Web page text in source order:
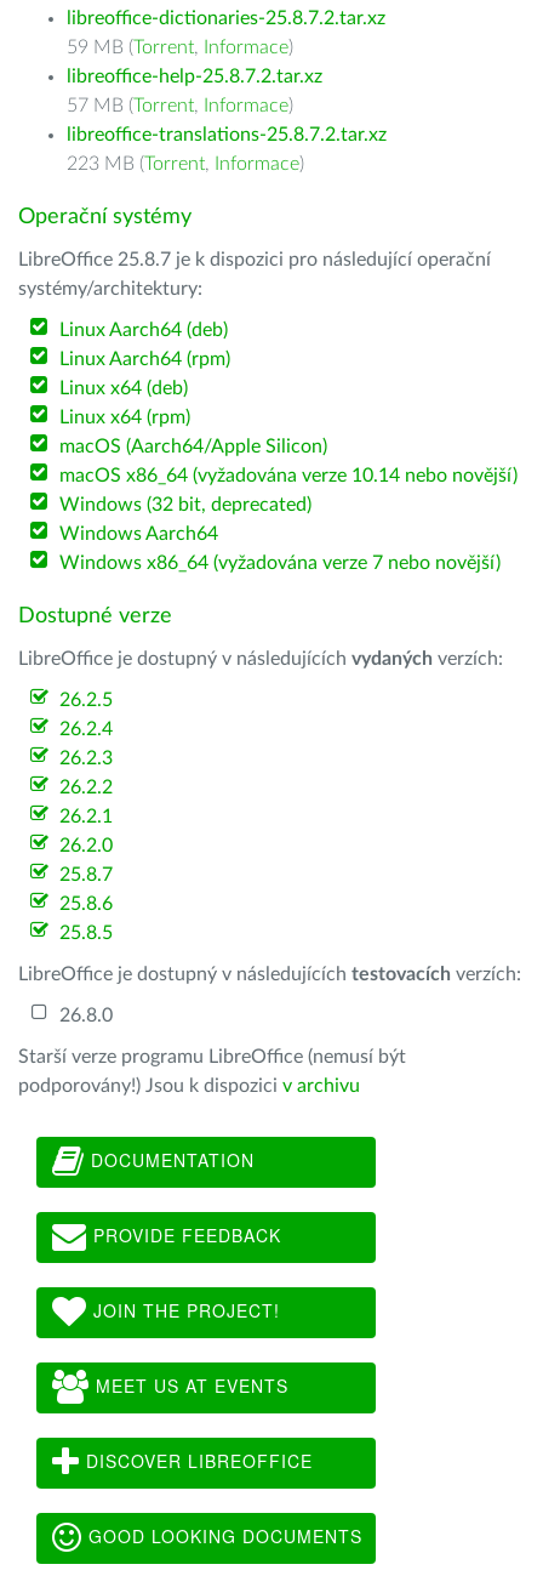
libreoffice-dictionaries-25.8.7.2.tar.xz
59 MB (Torrent, Informace)
libreoffice-help-25.8.7.2.tar.xz
57 MB (Torrent, Informace)
libreoffice-translations-25.8.7.2.tar.xz
223 MB (Torrent, Informace)
Operační systémy
LibreOffice 25.8.7 je k dispozici pro následující operační
systémy/architektury:
Linux Aarch64 (deb)
Linux Aarch64 (rpm)
Linux x64 (deb)
Linux x64 (rpm)
macOS (Aarch64/Apple Silicon)
macOS x86_64 (vyžadována verze 10.14 nebo novější)
Windows (32 bit, deprecated)
Windows Aarch64
Windows x86_64 (vyžadována verze 7 nebo novější)
Dostupné verze
LibreOffice je dostupný v následujících vydaných verzích:
26.2.5
26.2.4
26.2.3
26.2.2
26.2.1
26.2.0
25.8.7
25.8.6
25.8.5
LibreOffice je dostupný v následujících testovacích verzích:
26.8.0
Starší verze programu LibreOffice (nemusí být
podporovány!) Jsou k dispozici v archivu
DOCUMENTATION
PROVIDE FEEDBACK
JOIN THE PROJECT!
MEET US AT EVENTS
DISCOVER LIBREOFFICE
GOOD LOOKING DOCUMENTS